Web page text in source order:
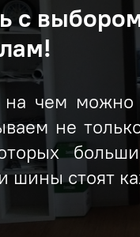
с
чем можно
не
стоят